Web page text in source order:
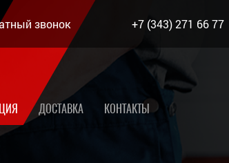
звонок +7 (343) 271 66 77
ДОСТАВКА КОНТАКТЫ